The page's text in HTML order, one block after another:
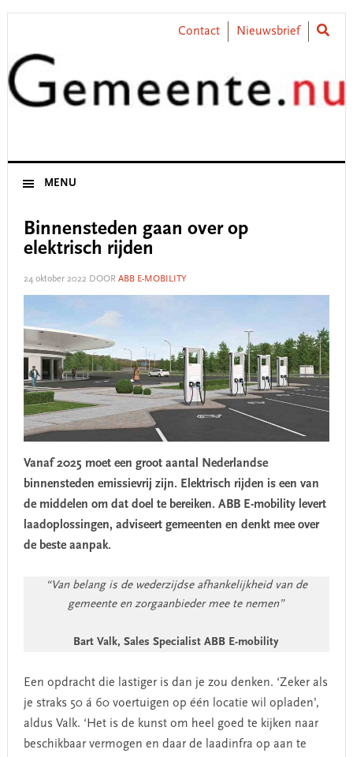
Skip
primary
navigation
Skip
content
Skip
primary
sidebar
Skip
footer
Contact Nieuwsbrief
MENU
Binnensteden gaan over op
elektrisch rijden
24 oktober 2022DOOR ABB E-MOBILITY
Vanaf 2025 moet een groot aantal Nederlandse
binnensteden emissievrij zijn. Elektrisch rijden is een van
de middelen om dat doel te bereiken. ABB E-mobility levert
laadoplossingen, adviseert gemeenten en denkt mee over
de beste aanpak.
“Van belang is de wederzijdse afhankelijkheid van de
gemeente en zorgaanbieder mee te nemen”
Bart Valk, Sales Specialist ABB E-mobility
Een opdracht die lastiger is dan je zou denken. ‘Zeker als
je straks 50 á 60 voertuigen op één locatie wil opladen’,
aldus Valk. ‘Het is de kunst om heel goed te kijken naar
beschikbaar vermogen en daar de laadinfra op aan te